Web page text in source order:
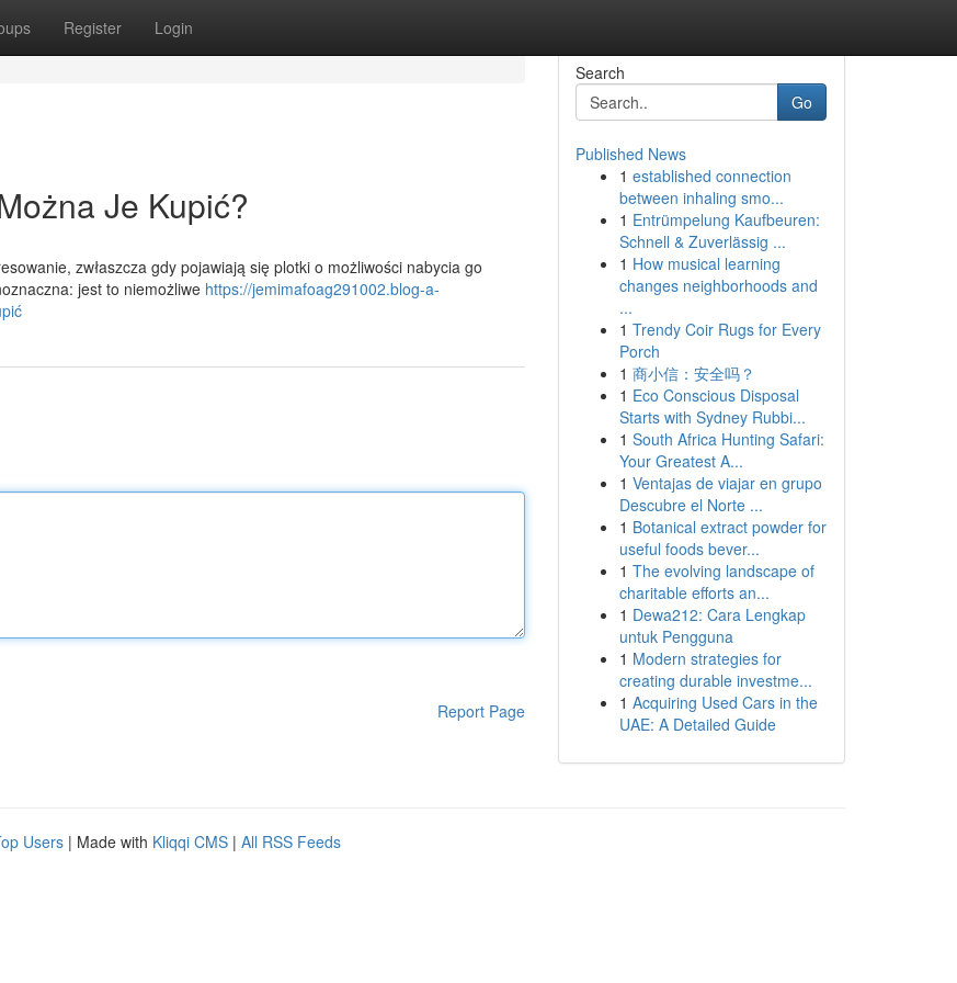
Register Login
Je Kupić?
zwłaszcza gdy pojawiają się plotki o możliwości nabycia go
jest to niemożliwe https://jemimafoag291002.blog-a-
Report Page
Search
Go
Published News
1 established connection
between inhaling smo...
1 Entrümpelung Kaufbeuren:
Schnell & Zuverlässig ...
1 How musical learning
changes neighborhoods and
...
1 Trendy Coir Rugs for Every
Porch
1 商小信：安全吗？
1 Eco Conscious Disposal
Starts with Sydney Rubbi...
1 South Africa Hunting Safari:
Your Greatest A...
1 Ventajas de viajar en grupo
Descubre el Norte ...
1 Botanical extract powder for
useful foods bever...
1 The evolving landscape of
charitable efforts an...
1 Dewa212: Cara Lengkap
untuk Pengguna
1 Modern strategies for
creating durable investme...
1 Acquiring Used Cars in the
UAE: A Detailed Guide
Users | Made with Kliqqi CMS | All RSS Feeds